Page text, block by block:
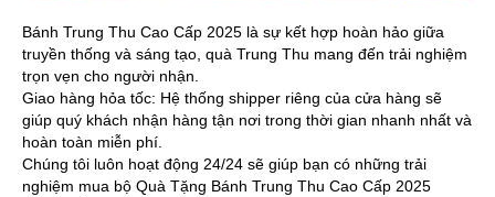
Bánh Trung Thu Cao Cấp 2025 là sự kết hợp hoàn hảo giữa
truyền thống và sáng tạo, quà Trung Thu mang đến trải nghiệm
trọn vẹn cho người nhận.
Giao hàng hỏa tốc: Hệ thống shipper riêng của cửa hàng sẽ
giúp quý khách nhận hàng tận nơi trong thời gian nhanh nhất và
hoàn toàn miễn phí.
Chúng tôi luôn hoạt động 24/24 sẽ giúp bạn có những trải
nghiệm mua bộ Quà Tặng Bánh Trung Thu Cao Cấp 2025